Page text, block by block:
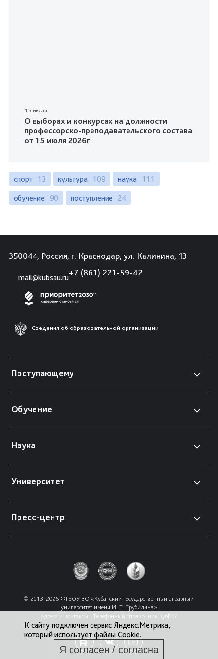
15 июля
О выборах и конкурсах на должности
профессорско-преподавательского состава
от 15 июля 2026г.
спорт 13 культура 109 наука 111
обучение 90 поступление 24
350044, Россия, г. Краснодар, ул. Калинина, 13
mail@kubsau.ru
+7 (861) 221-59-42
Сведения об образовательной организации
Поступающему
Обучение
Наука
Университет
Пресс-центр
© 2013-2026 ФГБОУ ВО «Кубанский государственный аграрный
университет имени И. Т. Трубилина»
Адреса и контакты
Телефонный справочник КубГАУ
К сайту подключен сервис Яндекс.Метрика,
который использует файлы Cookie.
Я согласен / согласна